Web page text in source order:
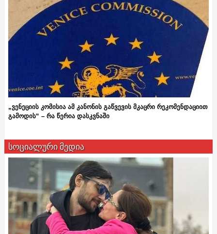
„ვენეციის კომისია ამ კანონის გაწვევის მკაცრი რეკომენდაციით
გამოდის“ – რა წერია დასკვნაში
სოციალური მედია